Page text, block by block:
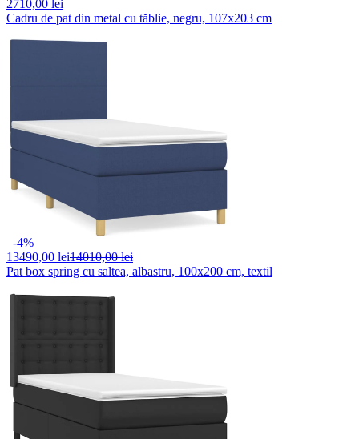
2710,00 lei
Cadru de pat din metal cu tăblie, negru, 107x203 cm
-4%
13490,00 lei14010,00 lei
Pat box spring cu saltea, albastru, 100x200 cm, textil